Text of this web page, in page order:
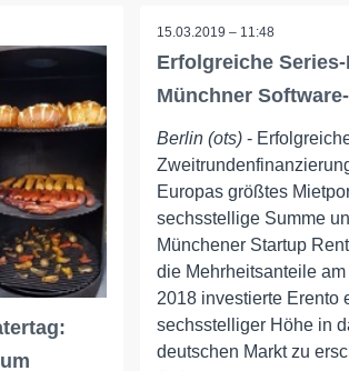
15.03.2019 – 11:48
Erfolgreiche
Münchner
Berlin (ots)-
Europas größtes
sechsstellige Summe
Münchener Startup
die Mehrheitsanteile
2018 investierte Erento
sechsstelliger Höhe in
deutschen Markt zu